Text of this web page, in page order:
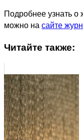
Подробнее узнать
можно насайте
Читайте также: